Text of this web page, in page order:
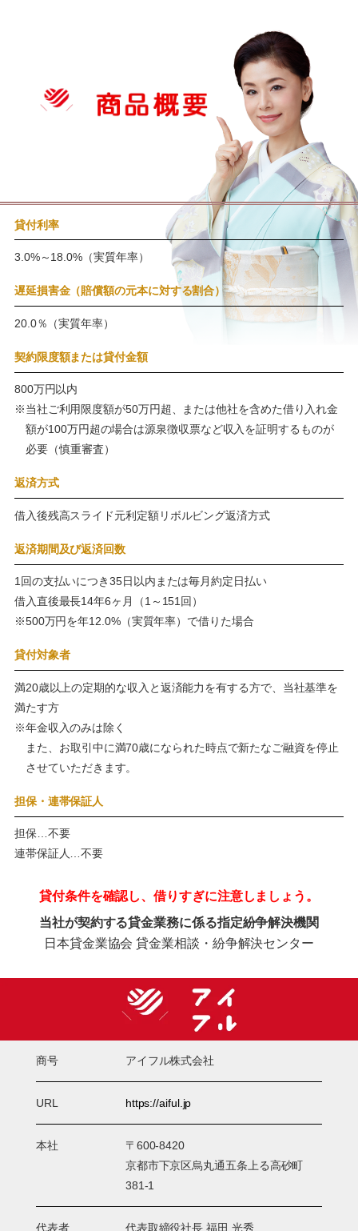
貸付利率
3.0%～18.0%（実質年率）
遅延損害金（賠償額の元本に対する割合）
20.0％（実質年率）
契約限度額または貸付金額
800万円以内
※当社ご利用限度額が50万円超、または他社を含めた借り入れ金
額が100万円超の場合は源泉徴収票など収入を証明するものが
必要（慎重審査）
返済方式
借入後残高スライド元利定額リボルビング返済方式
返済期間及び返済回数
1回の支払いにつき35日以内または毎月約定日払い
借入直後最長14年6ヶ月（1～151回）
※500万円を年12.0%（実質年率）で借りた場合
貸付対象者
満20歳以上の定期的な収入と返済能力を有する方で、当社基準を
満たす方
※年金収入のみは除く
また、お取引中に満70歳になられた時点で新たなご融資を停止
させていただきます。
担保・連帯保証人
担保…不要
連帯保証人…不要
貸付条件を確認し、借りすぎに注意しましょう。
当社が契約する貸金業務に係る指定紛争解決機関
日本貸金業協会 貸金業相談・紛争解決センター
商号 アイフル株式会社
URL https://aiful.jp
本社
〒600-8420
京都市下京区烏丸通五条上る高砂町
381-1
代表者 代表取締役社長 福田 光秀